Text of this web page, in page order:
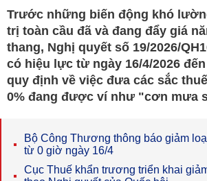
Trước những biến động khó
trị toàn cầu đã và đang đẩy giá
thang, Nghị quyết số 19/2026/
có hiệu lực từ ngày 16/4/2026 đến
quy định về việc đưa các sắc
0% đang được ví như "cơn mưa
Bộ Công Thương thông báo giảm
từ 0 giờ ngày 16/4
Cục Thuế khẩn trương triển khai